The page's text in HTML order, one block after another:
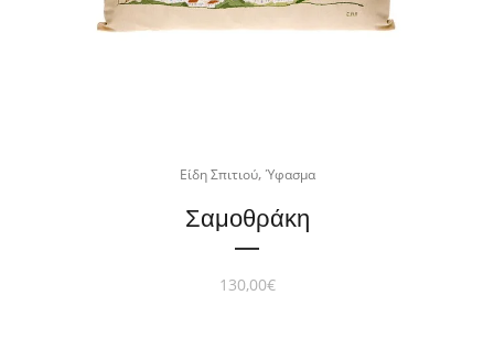
Είδη Σπιτιού, Ύφασμα
Σαμοθράκη
130,00€